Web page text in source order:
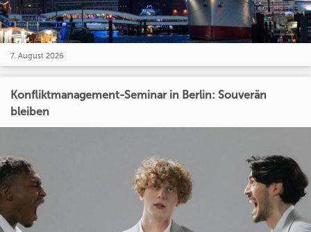
7. August 2026
Konfliktmanagement-Seminar in Berlin: Souverän
bleiben